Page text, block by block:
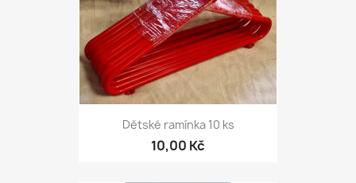
Dětské ramínka 10 ks
10,00 Kč